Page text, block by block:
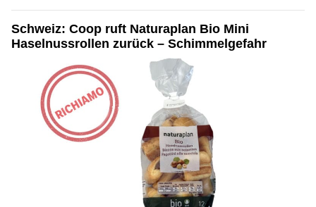
Schweiz: Coop ruft Naturaplan Bio Mini
Haselnussrollen zurück – Schimmelgefahr